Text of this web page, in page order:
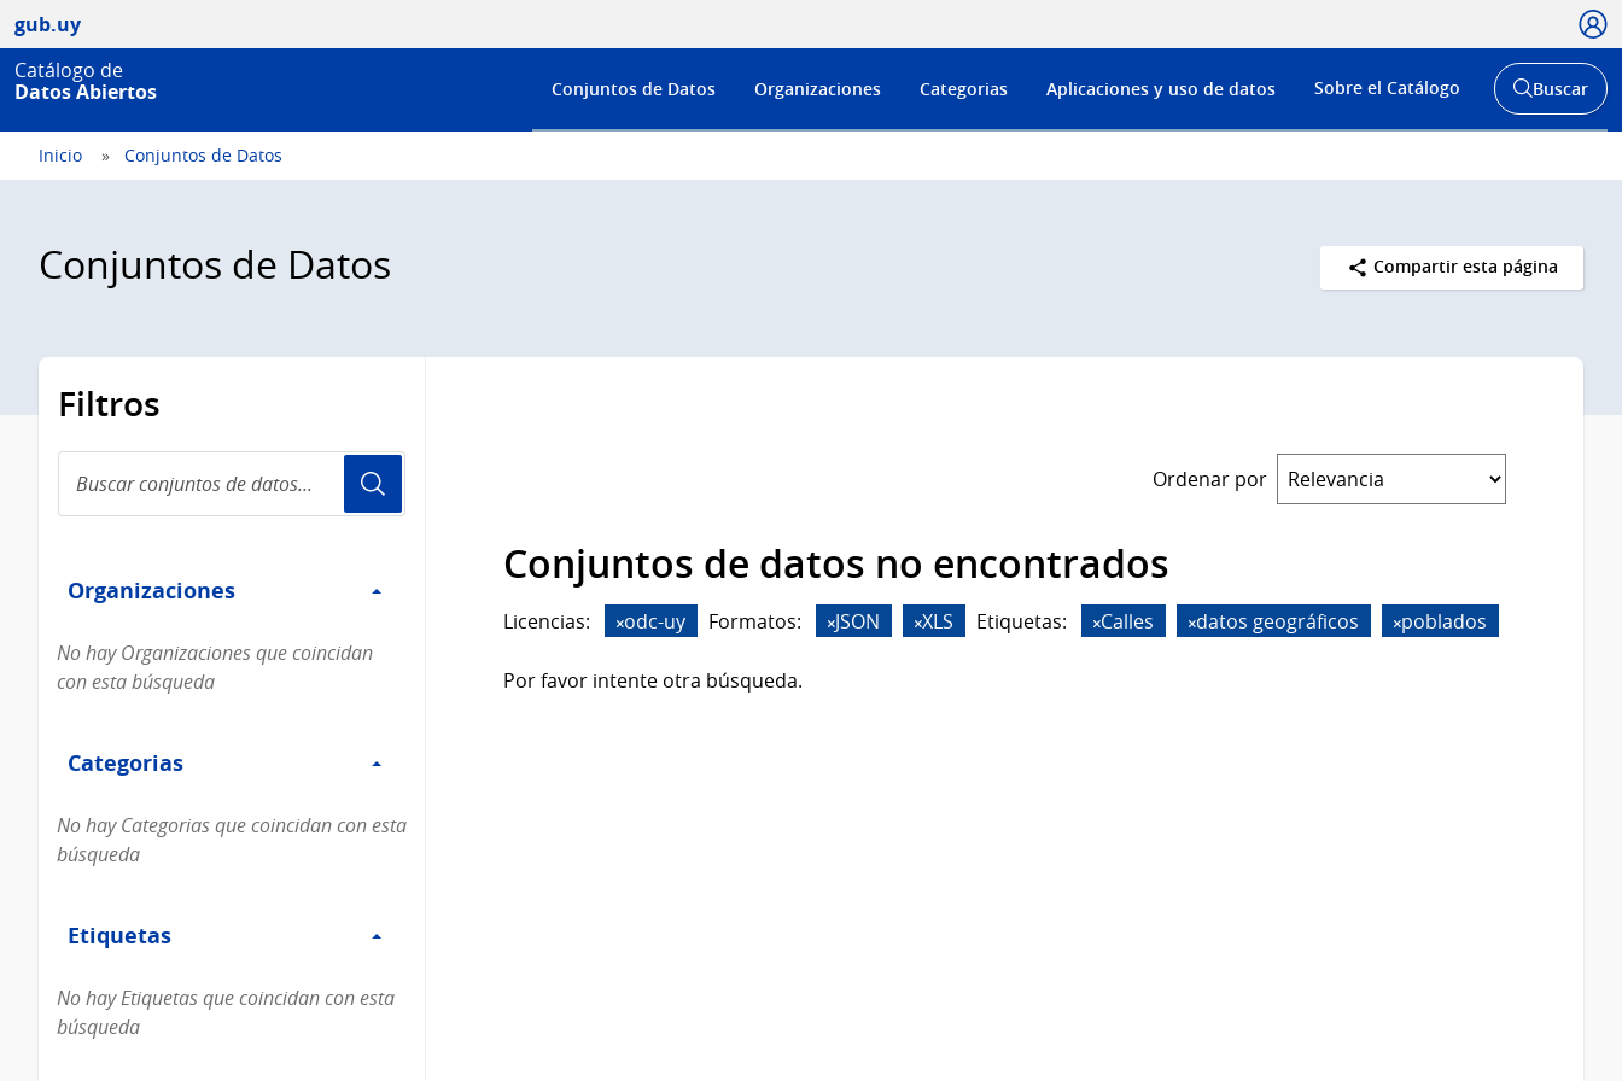
gub.uy
Catálogo de
Datos Abiertos
Menú
de
Conjuntos de Datos Organizaciones Categorias Aplicaciones y uso de datos Sobre el Catálogo
Abrir
buscador
Buscar
Inicio Conjuntos de Datos
Conjuntos de Datos Compartir esta página
Filtros
conjuntos
de
Organizaciones
Organizaciones
No hay Organizaciones que coincidan
con esta búsqueda
Categorias
Categorias
No hay Categorias que coincidan con esta
búsqueda
Etiquetas
Etiquetas
No hay Etiquetas que coincidan con esta
búsqueda
Ordenar por
Conjuntos de datos no encontrados
Licencias: odc-uy Formatos: JSON XLS Etiquetas: Calles datos geográficos poblados
Por favor intente otra búsqueda.